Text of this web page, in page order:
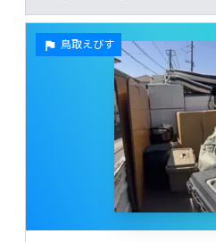
鳥取えびす